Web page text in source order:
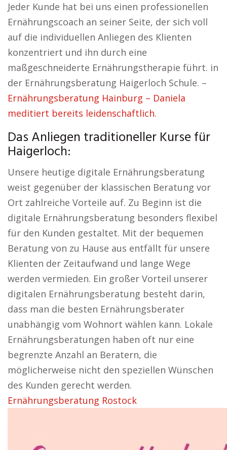
Jeder Kunde hat bei uns einen professionellen
Ernährungscoach an seiner Seite, der sich voll
auf die individuellen Anliegen des Klienten
konzentriert und ihn durch eine
maßgeschneiderte Ernährungstherapie führt. in
der Ernährungsberatung Haigerloch Schule. –
Ernährungsberatung Hainburg – Daniela
meditiert bereits leidenschaftlich.
Das Anliegen traditioneller Kurse für
Haigerloch:
Unsere heutige digitale Ernährungsberatung
weist gegenüber der klassischen Beratung vor
Ort zahlreiche Vorteile auf. Zu Beginn ist die
digitale Ernährungsberatung besonders flexibel
für den Kunden gestaltet. Mit der bequemen
Beratung von zu Hause aus entfällt für unsere
Klienten der Zeitaufwand und lange Wege
werden vermieden. Ein großer Vorteil unserer
digitalen Ernährungsberatung besteht darin,
dass man die besten Ernährungsberater
unabhängig vom Wohnort wählen kann. Lokale
Ernährungsberatungen haben oft nur eine
begrenzte Anzahl an Beratern, die
möglicherweise nicht den speziellen Wünschen
des Kunden gerecht werden.
Ernährungsberatung Rostock